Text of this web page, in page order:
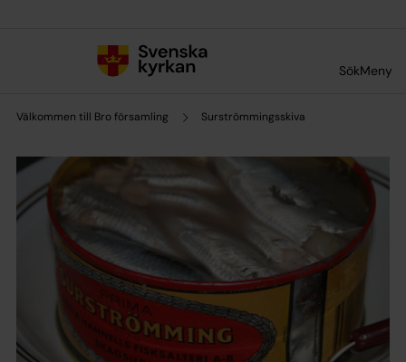
SökMeny
Välkommen till Bro församling Surströmmingsskiva